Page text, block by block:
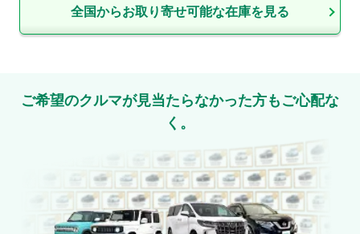
全国からお取り寄せ可能な在庫を見る
ご希望のクルマが見当たらなかった方もご心配な
く。